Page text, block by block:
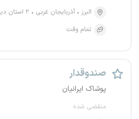
البرز
آذربایجان غربی
۲ استان دیگر
تمام وقت
صندوقدار
پوشاک ایرانیان
منقضی شده